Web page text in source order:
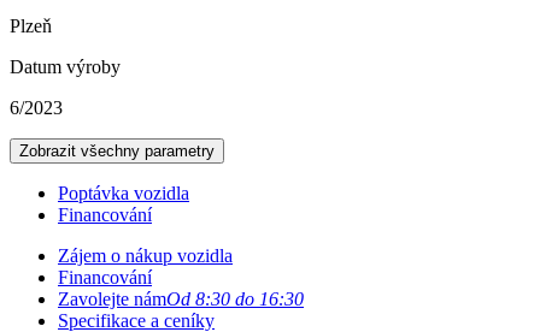
Plzeň
Datum výroby
6/2023
Zobrazit všechny parametry
Poptávka vozidla
Financování
Zájem o nákup vozidla
Financování
Zavolejte námOd 8:30 do 16:30
Specifikace a ceníky